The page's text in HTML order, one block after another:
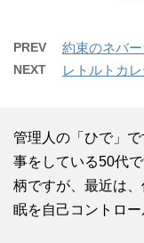
PREV 約束のネバ
NEXT レトルトカ
管理人の「ひで」
事をしている50代
柄ですが、最近は
眠を自己コントロー